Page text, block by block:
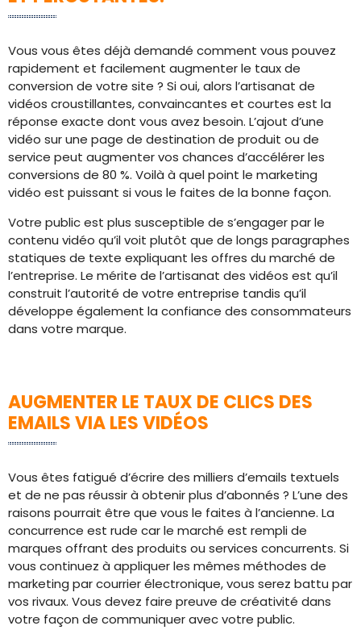
Vous vous êtes déjà demandé comment vous pouvez
rapidement et facilement augmenter le taux de
conversion de votre site ? Si oui, alors l’artisanat de
vidéos croustillantes, convaincantes et courtes est la
réponse exacte dont vous avez besoin. L’ajout d’une
vidéo sur une page de destination de produit ou de
service peut augmenter vos chances d’accélérer les
conversions de 80 %. Voilà à quel point le marketing
vidéo est puissant si vous le faites de la bonne façon.
Votre public est plus susceptible de s’engager par le
contenu vidéo qu’il voit plutôt que de longs paragraphes
statiques de texte expliquant les offres du marché de
l’entreprise. Le mérite de l’artisanat des vidéos est qu’il
construit l’autorité de votre entreprise tandis qu’il
développe également la confiance des consommateurs
dans votre marque.
AUGMENTER LE TAUX DE CLICS DES
EMAILS VIA LES VIDÉOS
Vous êtes fatigué d’écrire des milliers d’emails textuels
et de ne pas réussir à obtenir plus d’abonnés ? L’une des
raisons pourrait être que vous le faites à l’ancienne. La
concurrence est rude car le marché est rempli de
marques offrant des produits ou services concurrents. Si
vous continuez à appliquer les mêmes méthodes de
marketing par courrier électronique, vous serez battu par
vos rivaux. Vous devez faire preuve de créativité dans
votre façon de communiquer avec votre public.